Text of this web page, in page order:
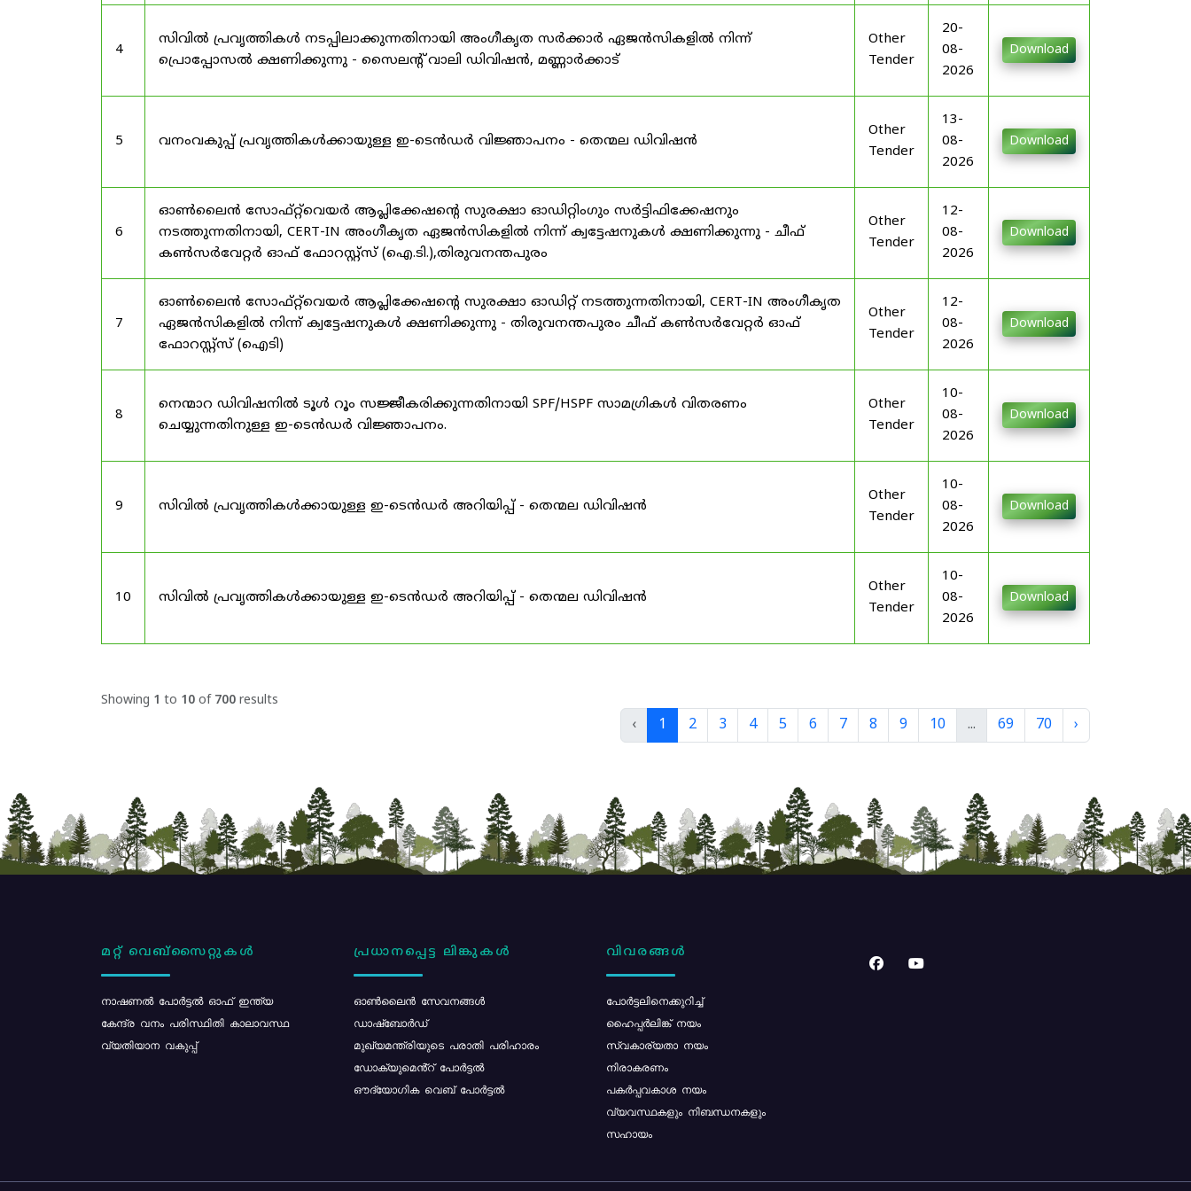
4
സിവിൽ പ്രവൃത്തികൾ നടപ്പിലാക്കുന്നതിനായി അംഗീകൃത സർക്കാർ ഏജൻസികളിൽ നിന്ന്
പ്രൊപ്പോസൽ ക്ഷണിക്കുന്നു - സൈലന്റ് വാലി ഡിവിഷൻ, മണ്ണാർക്കാട്
Other
Tender
20-
08-
2026
Download
5 വനംവകുപ്പ് പ്രവൃത്തികൾക്കായുള്ള ഇ-ടെൻഡർ വിജ്ഞാപനം - തെന്മല ഡിവിഷൻ
Other
Tender
13-
08-
2026
Download
6
ഓൺലൈൻ സോഫ്റ്റ്‌വെയർ ആപ്ലിക്കേഷന്റെ സുരക്ഷാ ഓഡിറ്റിംഗും സർട്ടിഫിക്കേഷനും
നടത്തുന്നതിനായി, CERT-IN അംഗീകൃത ഏജൻസികളിൽ നിന്ന് ക്വട്ടേഷനുകൾ ക്ഷണിക്കുന്നു - ചീഫ്
കൺസർവേറ്റർ ഓഫ് ഫോറസ്റ്റ്സ് (ഐ.ടി.),തിരുവനന്തപുരം
Other
Tender
12-
08-
2026
Download
7
ഓൺലൈൻ സോഫ്റ്റ്‌വെയർ ആപ്ലിക്കേഷന്റെ സുരക്ഷാ ഓഡിറ്റ് നടത്തുന്നതിനായി, CERT-IN അംഗീകൃത
ഏജൻസികളിൽ നിന്ന് ക്വട്ടേഷനുകൾ ക്ഷണിക്കുന്നു - തിരുവനന്തപുരം ചീഫ് കൺസർവേറ്റർ ഓഫ്
ഫോറസ്റ്റ്സ് (ഐടി)
Other
Tender
12-
08-
2026
Download
8
നെന്മാറ ഡിവിഷനിൽ ടൂൾ റൂം സജ്ജീകരിക്കുന്നതിനായി SPF/HSPF സാമഗ്രികൾ വിതരണം
ചെയ്യുന്നതിനുള്ള ഇ-ടെൻഡർ വിജ്ഞാപനം.
Other
Tender
10-
08-
2026
Download
9 സിവിൽ പ്രവൃത്തികൾക്കായുള്ള ഇ-ടെൻഡർ അറിയിപ്പ് - തെന്മല ഡിവിഷൻ
Other
Tender
10-
08-
2026
Download
10 സിവിൽ പ്രവൃത്തികൾക്കായുള്ള ഇ-ടെൻഡർ അറിയിപ്പ് - തെന്മല ഡിവിഷൻ
Other
Tender
10-
08-
2026
Download
Showing 1 to 10 of 700 results
‹ 1 2 3 4 5 6 7 8 9 10 ... 69 70 ›
മറ്റ് വെബ്സൈറ്റുകൾ
നാഷണൽ പോർട്ടൽ ഓഫ് ഇന്ത്യ
കേന്ദ്ര വനം പരിസ്ഥിതി കാലാവസ്ഥ
വ്യതിയാന വകുപ്പ്
പ്രധാനപ്പെട്ട ലിങ്കുകൾ
ഓൺലൈൻ സേവനങ്ങൾ
ഡാഷ്ബോർഡ്
മുഖ്യമന്ത്രിയുടെ പരാതി പരിഹാരം
ഡോക്യുമെൻ്റ് പോർട്ടൽ
ഔദ്യോഗിക വെബ് പോർട്ടൽ
വിവരങ്ങൾ
പോര്‍ട്ടലിനെക്കുറിച്ച്
ഹൈപ്പർലിങ്ക് നയം
സ്വകാര്യതാ നയം
നിരാകരണം
പകർപ്പവകാശ നയം
വ്യവസ്ഥകളും നിബന്ധനകളും
സഹായം